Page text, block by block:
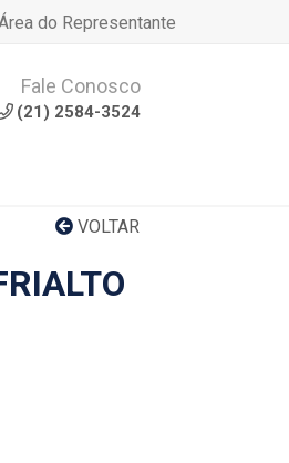
do Representante
Fale Conosco
(21) 2584-3524
VOLTAR